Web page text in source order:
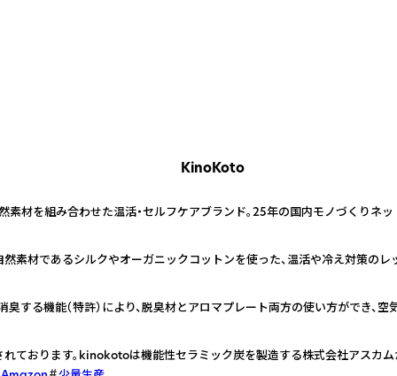
KinoKoto
材を組み合わせた温活・セルフケアブランド。25年の国内モノづくりネッ
素材であるシルクやオーガニックコットンを使った、温活や冷え対策のレ
する機能（特許）により、脱臭材とアロマプレート両方の使い方ができ、空
れております。kinokotoは機能性セラミック炭を製造する株式会社アスカ